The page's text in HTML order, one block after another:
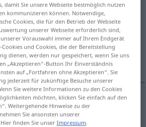
anklicken/antippen)
banal
damit Sie unsere Webseite bestmöglich nutzen
kommunizieren können. Notwendige,
Cookies, die für den Betrieb der Webseite
unserer Webseite erforderlich sind,
Vorauswahl immer auf Ihrem Endgerät
und Cookies, die der Bereitstellung
dienen, werden nur gespeichert, wenn Sie uns
„Akzeptieren“-Button Ihr Einverständnis
auf „Fortfahren ohne Akzeptieren“. Sie
jederzeit für zukünftige Besuche unserer
Sie weitere Informationen zu den Cookies
möchten, klicken Sie einfach auf den
Weitergehende Hinweise zu der
Sie ansonsten unserer
Hier finden Sie unserImpressum.